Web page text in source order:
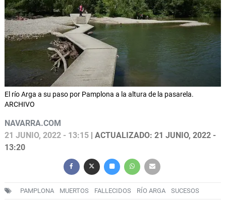
El río Arga a su paso por Pamplona a la altura de la pasarela.
ARCHIVO
NAVARRA.COM
21 JUNIO, 2022 - 13:15 | ACTUALIZADO: 21 JUNIO, 2022 -
13:20
PAMPLONA MUERTOS FALLECIDOS RÍO ARGA SUCESOS